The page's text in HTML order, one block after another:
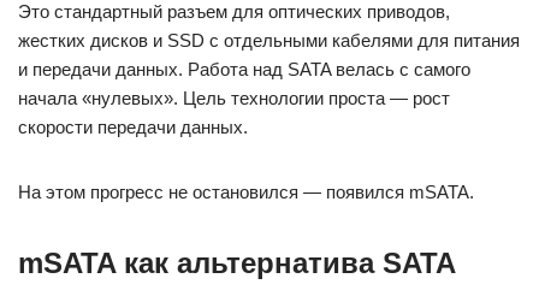
Это стандартный разъем для оптических приводов,
жестких дисков и SSD с отдельными кабелями для питания
и передачи данных. Работа над SATA велась с самого
начала «нулевых». Цель технологии проста — рост
скорости передачи данных.
На этом прогресс не остановился — появился mSATA.
mSATA как альтернатива SATA